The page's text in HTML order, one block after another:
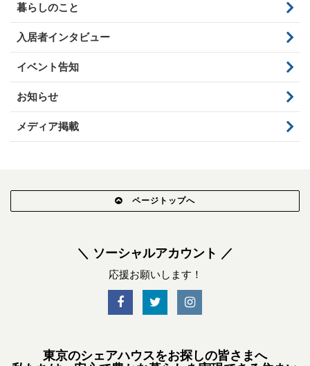
暮らしのこと
入居者インタビュー
イベント告知
お知らせ
メディア掲載
ページトップへ
＼ ソーシャルアカウント ／
応援お願いします！
東京のシェアハウスをお探しの皆さまへ